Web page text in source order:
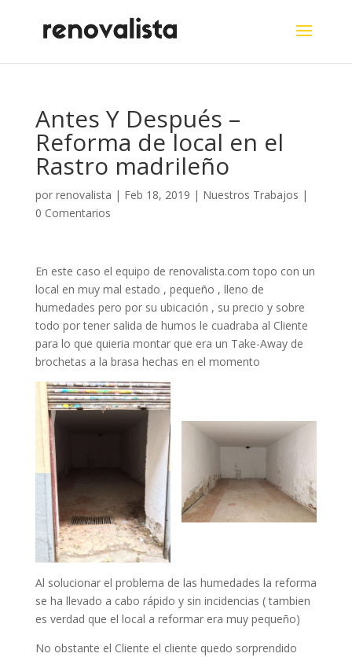
Antes Y Después –
Reforma de local en el
Rastro madrileño
por renovalista | Feb 18, 2019 | Nuestros Trabajos |
0 Comentarios
En este caso el equipo de renovalista.com topo con un
local en muy mal estado , pequeño , lleno de
humedades pero por su ubicación , su precio y sobre
todo por tener salida de humos le cuadraba al Cliente
para lo que quieria montar que era un Take-Away de
brochetas a la brasa hechas en el momento
Al solucionar el problema de las humedades la reforma
se ha llevado a cabo rápido y sin incidencias ( tambien
es verdad que el local a reformar era muy pequeño)
No obstante el Cliente el cliente quedo sorprendido